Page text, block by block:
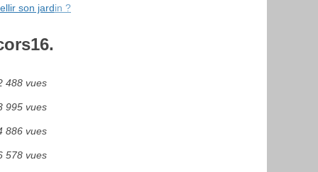
son jardin ?
488 vues
995 vues
886 vues
578 vues